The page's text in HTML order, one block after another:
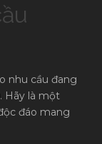
nhu cầu đang
Hãy là một
đáo mang